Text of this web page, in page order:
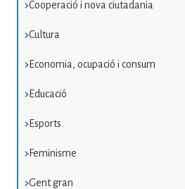
Cooperació i nova ciutadania
Cultura
Economia, ocupació i consum
Educació
Esports
Feminisme
Gent gran